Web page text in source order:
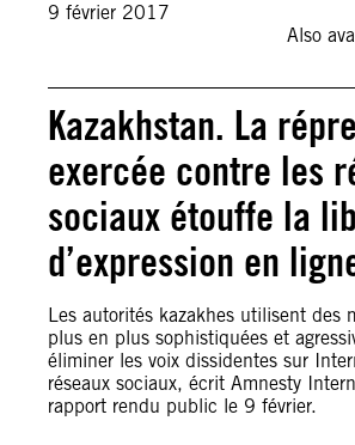
9 février 2017
Also
Kazakhstan. La
exercée contre les
sociaux étouffe la
d’expression en
Les autorités kazakhes utilisent des
plus en plus sophistiquées et
éliminer les voix dissidentes sur
réseaux sociaux, écrit Amnesty
rapport rendu public le 9 février.